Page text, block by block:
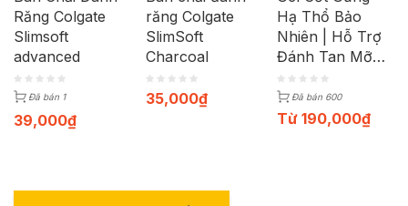
Răng Colgate
Slimsoft
advanced
Đã bán 1
39,000₫
răng Colgate
SlimSoft
Charcoal
35,000₫
Hạ Thổ Bảo
Nhiên | Hỗ Trợ
Đánh Tan Mỡ
Bụng Cho Mẹ
Sau Sinh | Lọ
330ml
Đã bán 600
Từ190,000₫